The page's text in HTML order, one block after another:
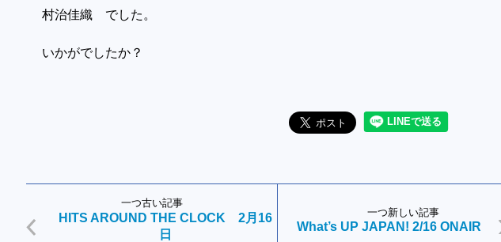
村治佳織 でした。
いかがでしたか？
一つ古い記事
HITS AROUND THE CLOCK 2月16
日
一つ新しい記事
What’s UP JAPAN! 2/16 ONAIR